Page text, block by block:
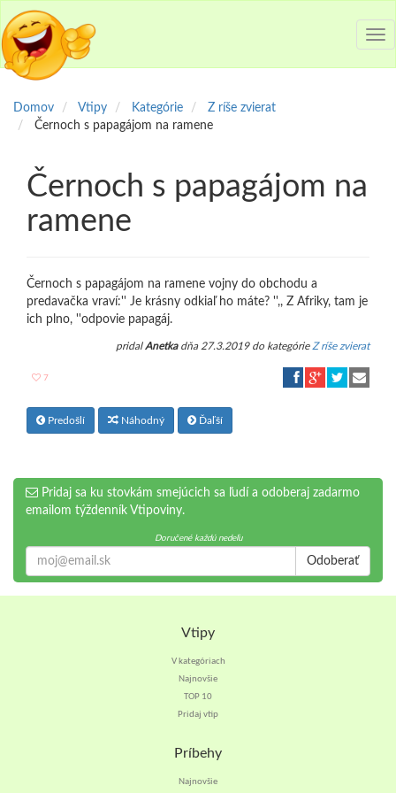
Domov Vtipy Kategórie
Z ríše zvierat
Černoch s papagájom na ramene
Černoch s papagájom na
ramene
Černoch s papagájom na ramene vojny do obchodu a
predavačka vraví:'' Je krásny odkiaľ ho máte? '',, Z Afriky, tam je
ich plno, ''odpovie papagáj.
pridalAnetkadňa 27.3.2019 do kategórie Z ríše zvierat
7
Predošlí Náhodný Ďaľší
Pridaj sa ku stovkám smejúcich sa ľudí a odoberaj zadarmo
emailom týždenník Vtipoviny.
Doručené každú nedeľu
Odoberať
Vtipy
V kategóriach
Najnovšie
TOP 10
Pridaj vtip
Príbehy
Najnovšie